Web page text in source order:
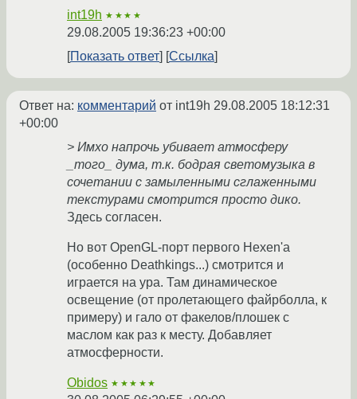
int19h ★★★★
29.08.2005 19:36:23 +00:00
Показать ответ
Ссылка
Ответ на: комментарий от int19h 29.08.2005 18:12:31
+00:00
> Имхо напрочь убивает атмосферу
_того_ дума, т.к. бодрая светомузыка в
сочетании с замыленными сглаженными
текстурами смотрится просто дико.
Здесь согласен.
Но вот OpenGL-порт первого Hexen'a
(особенно Deathkings...) смотрится и
играется на ура. Там динамическое
освещение (от пролетающего файрболла, к
примеру) и гало от факелов/плошек с
маслом как раз к месту. Добавляет
атмосферности.
Obidos ★★★★★